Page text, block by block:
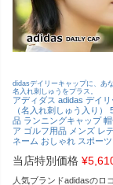
didasデイリーキャップに、あ
名入れ刺しゅうをプラス。
アディダス adidas デイ
（名入れ刺しゅう入り）
品 ランニングキャップ
ア ゴルフ用品 メンズ レ
ネーム おしゃれ スポー
当店特別価格 ¥
人気ブランドadidasのロ